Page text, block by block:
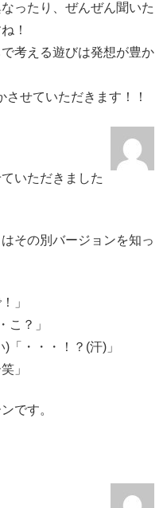
ったり、ぜんぜん聞いた
！
考える遊びは発想が豊か
せていただきます！！
いただきました
その別バージョンを知っ
」
こ？」
「・・・！？(汗)」
」
です。